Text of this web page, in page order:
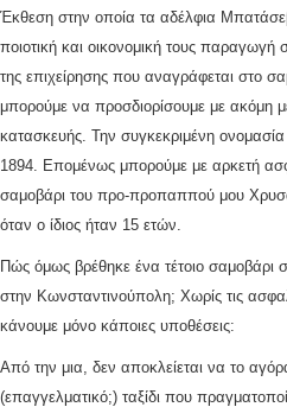
Έκθεση στην οποία τα αδέλφια
ποιοτική και οικονομική τους
της επιχείρησης που αναγράφεται στο
μπορούμε να προσδιορίσουμε με ακόμη
κατασκευής. Την συγκεκριμένη
1894. Επομένως μπορούμε με αρκετή
σαμοβάρι του προ-προπαππού μου
όταν ο ίδιος ήταν 15 ετών.
Πώς όμως βρέθηκε ένα τέτοιο σαμοβάρι
στην Κωνσταντινούπολη; Χωρίς τις
κάνουμε μόνο κάποιες υποθέσεις:
Από την μια, δεν αποκλείεται να το
(επαγγελματικό;) ταξίδι που